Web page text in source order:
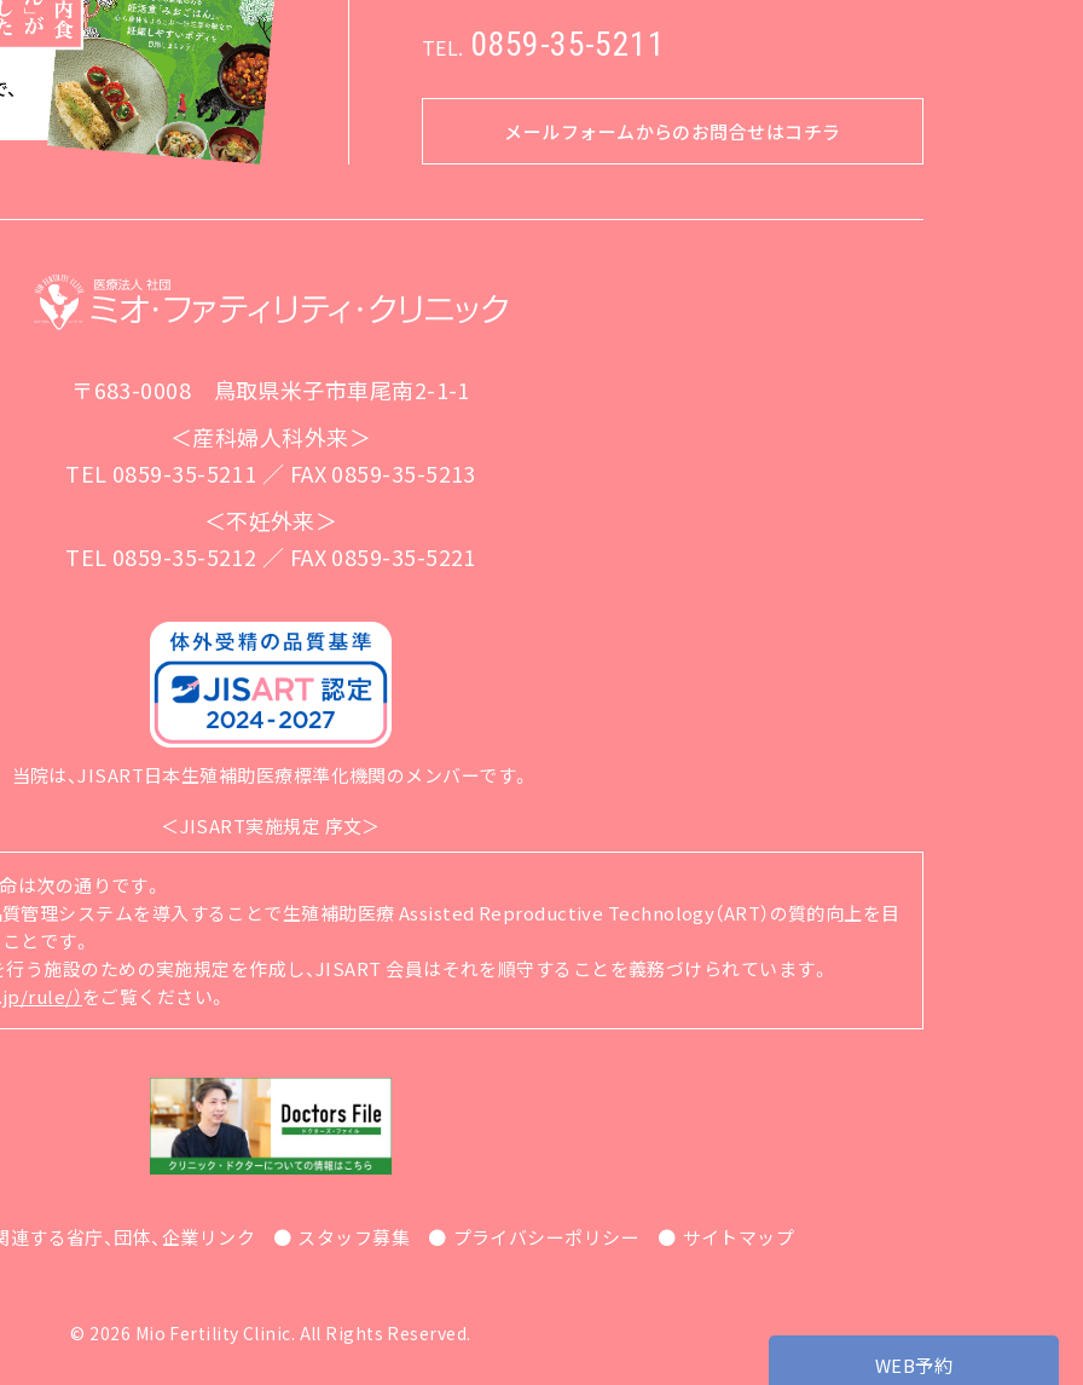
WEB予約
TEL. 0859-35-5211
メールフォームからのお問合せはコチラ
〒683-0008 鳥取県米子市車尾南2-1-1
＜産科婦人科外来＞
TEL 0859-35-5211 ／ FAX 0859-35-5213
＜不妊外来＞
TEL 0859-35-5212 ／ FAX 0859-35-5221
当院は、JISART日本生殖補助医療標準化機関のメンバーです。
＜JISART実施規定 序文＞
は次の通りです。
管理システムを導入することで生殖補助医療 Assisted Reproductive Technology（ART）の質的向上を目
とです。
う施設のための実施規定を作成し、JISART 会員はそれを順守することを義務づけられています。
rule/）をご覧ください。
連する省庁、団体、企業リンク スタッフ募集 プライバシーポリシー サイトマップ
© 2026 Mio Fertility Clinic. All Rights Reserved.